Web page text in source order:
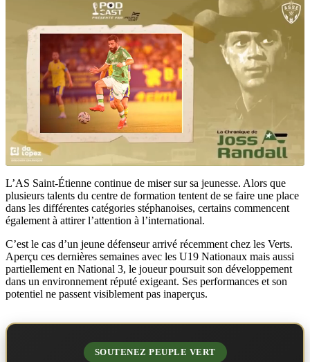
L’AS Saint-Étienne continue de miser sur sa jeunesse. Alors que
plusieurs talents du centre de formation tentent de se faire une place
dans les différentes catégories stéphanoises, certains commencent
également à attirer l’attention à l’international.
C’est le cas d’un jeune défenseur arrivé récemment chez les Verts.
Aperçu ces dernières semaines avec les U19 Nationaux mais aussi
partiellement en National 3, le joueur poursuit son développement
dans un environnement réputé exigeant. Ses performances et son
potentiel ne passent visiblement pas inaperçus.
SOUTENEZ PEUPLE VERT